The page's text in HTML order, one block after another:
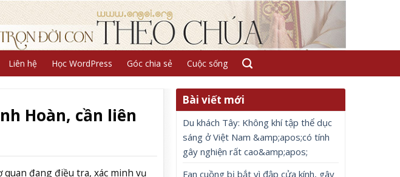
Liên hệ Học WordPress Góc chia sẻ Cuộc sống
Hoàn, cần liên
quan đang điều tra, xác minh vụ
Bài viết mới
Du khách Tây: Không khí tập thể dục
sáng ở Việt Nam &amp;apos;có tính
gây nghiện rất cao&amp;apos;
Fan cuồng bị bắt vì đập cửa kính, gây